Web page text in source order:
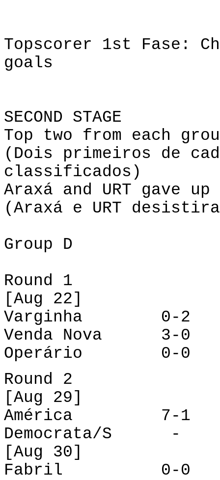
Topscorer 1st Fase:
goals
SECOND STAGE
Top two from each
(Dois primeiros de
classificados)
Araxá and URT gave up
(Araxá e URT
Group D
Round 1
[Aug 22]
Varginha 0-2
Venda Nova 3-0
Operário 0-0
Round 2
[Aug 29]
América 7-1
Democrata/S -
[Aug 30]
Fabril 0-0